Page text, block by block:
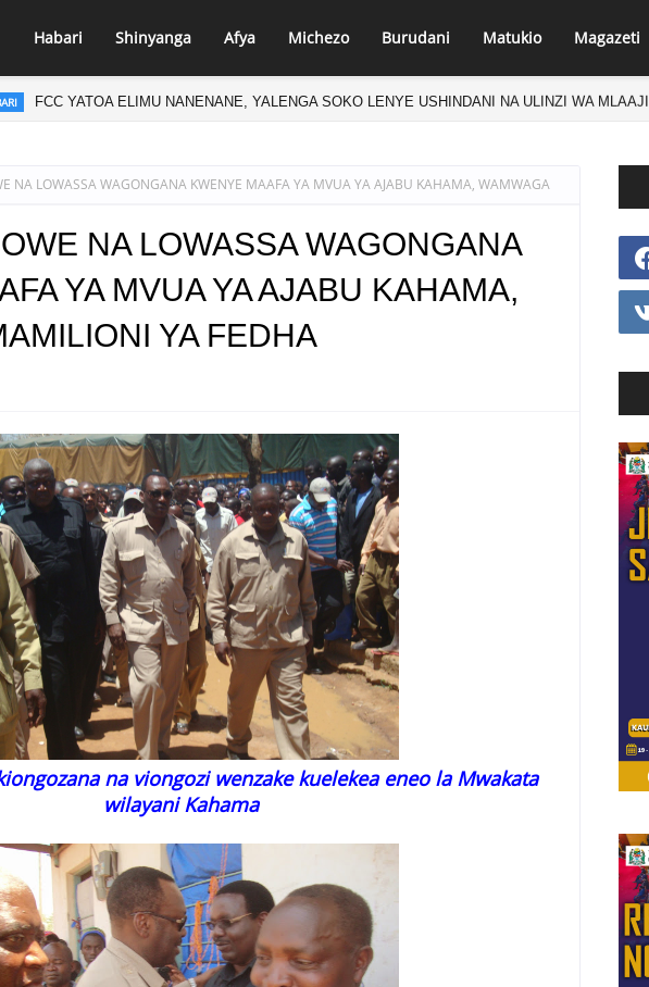
Habari Shinyanga Afya Michezo Burudani Matukio Magazeti
FCC YATOA ELIMU NANENANE, YALENGA SOKO LENYE USHINDANI NA ULINZI WA MLAAJI
NA LOWASSA WAGONGANA KWENYE MAAFA YA MVUA YA AJABU KAHAMA, WAMWAGA
NA LOWASSA WAGONGANA
YA MVUA YA AJABU KAHAMA,
YA FEDHA
na viongozi wenzake kuelekea eneo la Mwakata
wilayani Kahama